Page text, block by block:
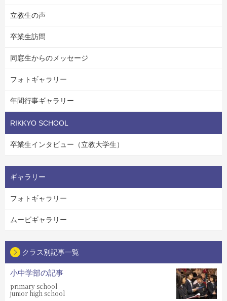
立教生の声
卒業生訪問
同窓生からのメッセージ
フォトギャラリー
年間行事ギャラリー
RIKKYO SCHOOL
卒業生インタビュー（立教大学生）
ギャラリー
フォトギャラリー
ムービギャラリー
クラス別記事一覧
小中学部の記事
primary school
junior high school